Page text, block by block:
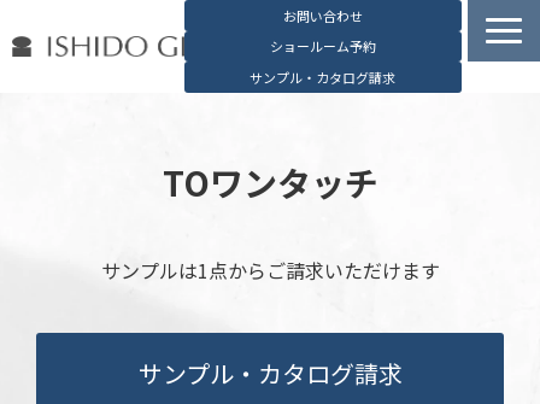
お問い合わせ
ショールーム予約
サンプル・カタログ請求
石堂硝子の特長
お役立ち資料
ブログ
会社概要
TOワンタッチ
サンプルは1点からご請求いただけます
サンプル・カタログ請求